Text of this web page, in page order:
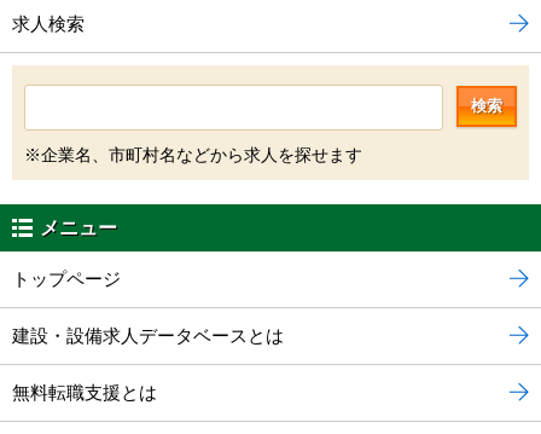
求人検索
検索
※企業名、市町村名などから求人を探せます
メニュー
トップページ
建設・設備求人データベースとは
無料転職支援とは